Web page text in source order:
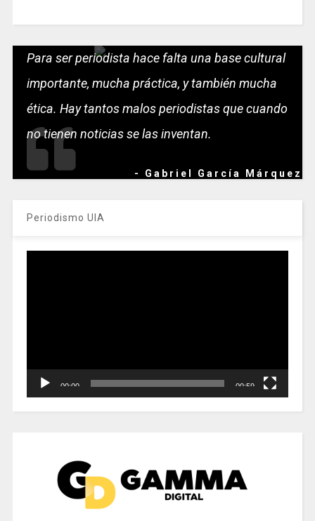
Para ser periodista hace falta una base cultural
importante, mucha práctica, y también mucha
ética. Hay tantos malos periodistas que cuando
no tienen noticias se las inventan.
- Gabriel García Márquez
Periodismo UIA
00:00 00:59